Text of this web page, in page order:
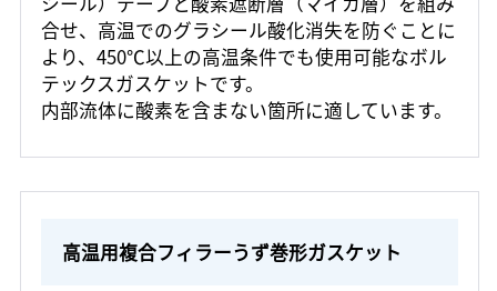
合せ、高温でのグラシール酸化消失を防ぐことに
より、450℃以上の高温条件でも使用可能なボル
テックスガスケットです。
内部流体に酸素を含まない箇所に適しています。
高温用複合フィラーうず巻形ガスケット